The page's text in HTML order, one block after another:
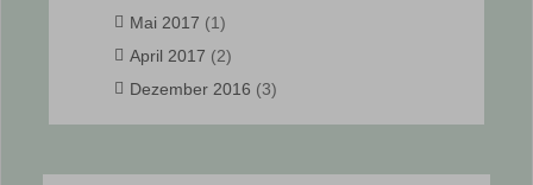
Mai 2017 (1)
April 2017 (2)
Dezember 2016 (3)